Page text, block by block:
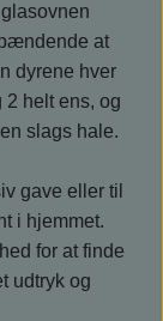
at
dyrene hver
2 helt ens, og
slags hale.
gave eller til
i hjemmet.
for at finde
udtryk og